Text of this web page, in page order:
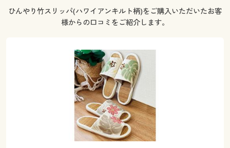
ジュニア・ティーンズ下着
キッチン・雑貨・日用品
寝具・インテリア・家具通販すべて
カーテン・ラグ・ファブリック
美容・健康通販すべて
美容・健康・サプリメント
制服・スクールすべて
ジュニア・ティーンズ下着
大きいサイズ通販すべて
大きいサイズ レディース服
キッチン・雑貨・日用品
家具・収納
カーテン・ラグ・ファブリック
美容・健康通販すべて
制服・スクール
ジュニア・ティーンズ下着
大きいサイズ通販すべて
大きいサイズ レディース服
大きいサイズ レディース下着
シークレットセール
商品カテゴリ一覧
ひんやり竹スリッパ(ハワイアンキルト柄)をご購入いただいたお客
様からの口コミをご紹介します。